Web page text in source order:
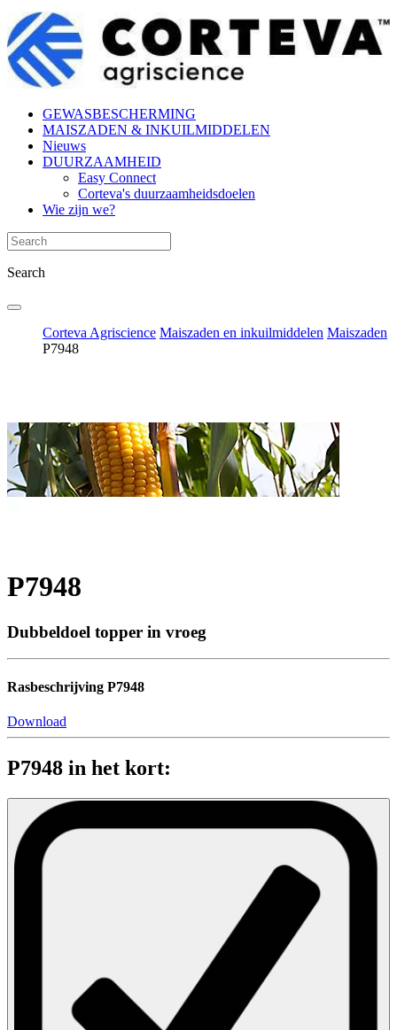
GEWASBESCHERMING
MAISZADEN & INKUILMIDDELEN
Nieuws
DUURZAAMHEID
Easy Connect
Corteva's duurzaamheidsdoelen
Wie zijn we?
Search
Corteva Agriscience Maiszaden en inkuilmiddelen Maiszaden
P7948
P7948
Dubbeldoel topper in vroeg
Rasbeschrijving P7948
Download
P7948 in het kort: